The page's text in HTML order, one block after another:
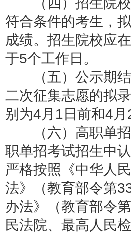
（四）招生院校
符合条件的考生，
成绩。招生院校应
于5个工作日。
（五）公示期结
二次征集志愿的拟
别为4月1日前和4月
（六）高职单招
职单招考试招生中
严格按照《中华人
法》（教育部令第
办法》（教育部令
民法院、最高人民